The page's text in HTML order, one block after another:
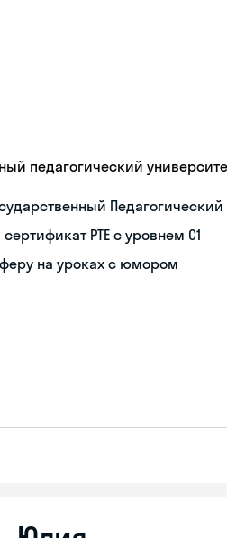
педагогический
PTE с уровнем C1
на уроках с юмором